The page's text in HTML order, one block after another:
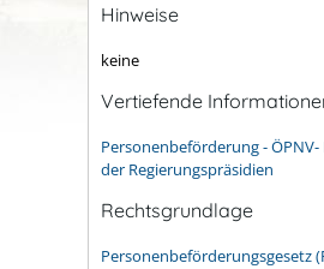
Hinweise
keine
Vertiefende
Personenbeförderung -
der Regierungspräsidien
Rechtsgrundlage
Personenbeförderungsgesetz